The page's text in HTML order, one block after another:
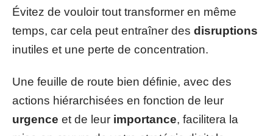
Évitez de vouloir tout transformer en même
temps, car cela peut entraîner des disruptions
inutiles et une perte de concentration.
Une feuille de route bien définie, avec des
actions hiérarchisées en fonction de leur
urgence et de leur importance, facilitera la